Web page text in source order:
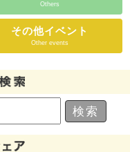
Others
その他イベント
Other events